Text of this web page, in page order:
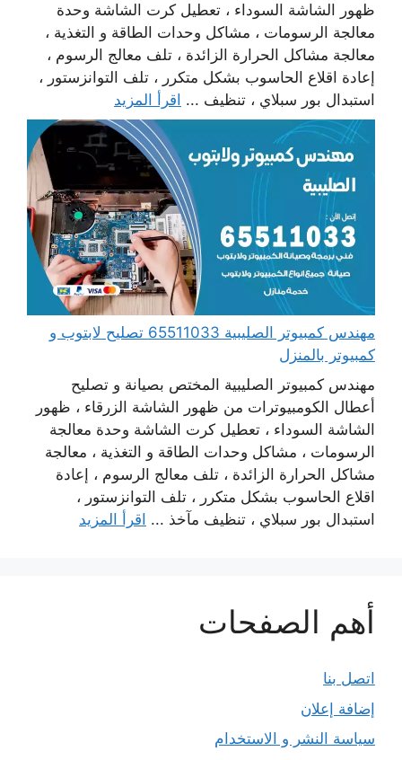
ظهور الشاشة السوداء ، تعطيل كرت الشاشة وحدة
معالجة الرسومات ، مشاكل وحدات الطاقة و التغذية ،
معالجة مشاكل الحرارة الزائدة ، تلف معالج الرسوم ،
إعادة اقلاع الحاسوب بشكل متكرر ، تلف التوانزستور ،
استبدال بور سبلاي ، تنظيف ... اقرأ المزيد
مهندس كمبيوتر الصليبية 65511033 تصليح لابتوب و
كمبيوتر بالمنزل
مهندس كمبيوتر الصليبية المختص بصيانة و تصليح
أعطال الكومبيوترات من ظهور الشاشة الزرقاء ، ظهور
الشاشة السوداء ، تعطيل كرت الشاشة وحدة معالجة
الرسومات ، مشاكل وحدات الطاقة و التغذية ، معالجة
مشاكل الحرارة الزائدة ، تلف معالج الرسوم ، إعادة
اقلاع الحاسوب بشكل متكرر ، تلف التوانزستور ،
استبدال بور سبلاي ، تنظيف مآخذ ... اقرأ المزيد
أهم الصفحات
اتصل بنا
إضافة إعلان
سياسة النشر و الاستخدام